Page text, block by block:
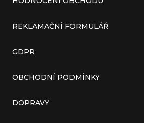
REKLAMAČNÍ FORMULÁŘ
GDPR
OBCHODNÍ PODMÍNKY
DOPRAVY